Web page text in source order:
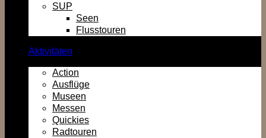
SUP
Seen
Flusstouren
Aktivitäten
Action
Ausflüge
Museen
Messen
Quickies
Radtouren